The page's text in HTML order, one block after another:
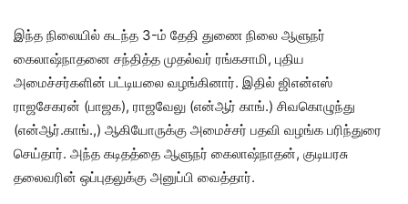
இந்த நிலையில் கடந்த 3-ம் தேதி துணை நிலை ஆளுநர்
கைலாஷ்நாதனை சந்தித்த முதல்வர் ரங்கசாமி, புதிய
அமைச்சர்களின் பட்டியலை வழங்கினார். இதில் ஜிஎன்எஸ்
ராஜசேகரன் (பாஜக), ராஜவேலு (என்ஆர் காங்.) சிவகொழுந்து
(என்ஆர்.காங்.,) ஆகியோருக்கு அமைச்சர் பதவி வழங்க பரிந்துரை
செய்தார். அந்த கடிதத்தை ஆளுநர் கைலாஷ்நாதன், குடியரசு
தலைவரின் ஒப்புதலுக்கு அனுப்பி வைத்தார்.